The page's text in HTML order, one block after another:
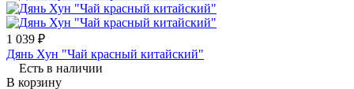
1 039 ₽
Дянь Хун "Чай красный китайский"
Есть в наличии
В корзину